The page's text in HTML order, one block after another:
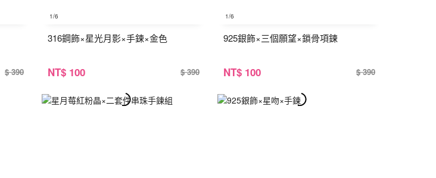
$ 390
1/6
316鋼飾×星光月影×手鍊×金色
NT$ 100 $ 390
1/6
925銀飾×三個願望×鎖骨項鍊
NT$ 100 $ 390